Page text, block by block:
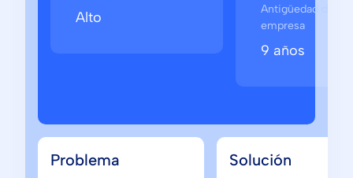
Alto
Antigüedad de la
empresa
9 años
Problema Solución